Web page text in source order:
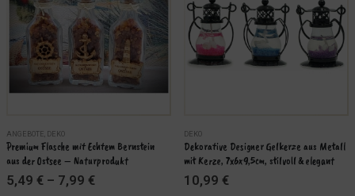
ANGEBOTE DEKO
Premium Flasche mit Echtem Bernstein
aus der Ostsee – Naturprodukt
5,49 € – 7,99 €
DEKO
Dekorative Designer Gelkerze aus Metall
mit Kerze, 7x6x9,5cm, stilvoll & elegant
10,99 €